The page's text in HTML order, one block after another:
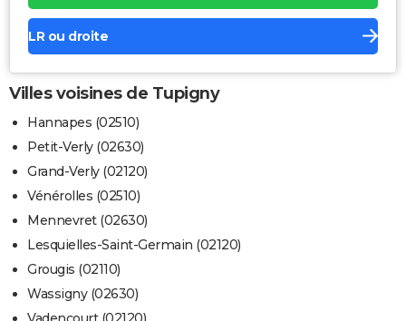
LR ou droite
Villes voisines de Tupigny
Hannapes (02510)
Petit-Verly (02630)
Grand-Verly (02120)
Vénérolles (02510)
Mennevret (02630)
Lesquielles-Saint-Germain (02120)
Grougis (02110)
Wassigny (02630)